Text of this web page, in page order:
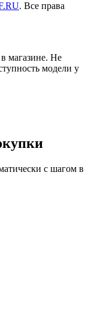
. Все права
магазине. Не
модели у
с шагом в